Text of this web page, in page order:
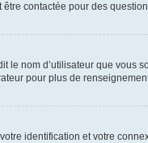
contactée pour des
le nom d’utilisateur que
pour plus de
identification et votre